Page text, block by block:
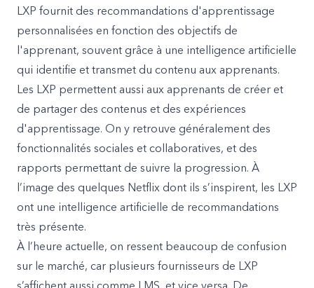
LXP fournit des recommandations d'apprentissage
personnalisées en fonction des objectifs de
l'apprenant, souvent grâce à une intelligence artificielle
qui identifie et transmet du contenu aux apprenants.
Les LXP permettent aussi aux apprenants de créer et
de partager des contenus et des expériences
d'apprentissage. On y retrouve généralement des
fonctionnalités sociales et collaboratives, et des
rapports permettant de suivre la progression. À
l’image des quelques Netflix dont ils s’inspirent, les LXP
ont une intelligence artificielle de recommandations
très présente.
À l’heure actuelle, on ressent beaucoup de confusion
sur le marché, car plusieurs fournisseurs de LXP